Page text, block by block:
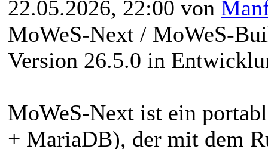
22.05.2026, 22:00 von
MoWeS-Next / MoWeS-
Version 26.5.0 in
MoWeS-Next ist ein
+ MariaDB), der mit dem